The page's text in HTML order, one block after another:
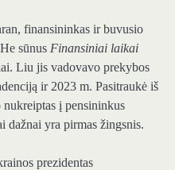
finansininkas ir buvusio
sūnus Finansiniai laikai
Liu jis vadovavo prekybos
ir 2023 m. Pasitraukė iš
į pensininkus
dažnai yra pirmas žingsnis.
prezidentas